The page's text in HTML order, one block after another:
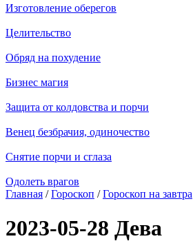
Изготовление оберегов
Целительство
Обряд на похудение
Бизнес магия
Защита от колдовства и порчи
Венец безбрачия, одиночество
Снятие порчи и сглаза
Одолеть врагов
Главная /Гороскоп /Гороскоп на завтра
2023-05-28 Дева